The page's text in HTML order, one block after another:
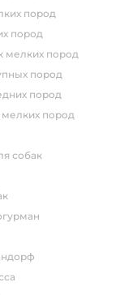
пород
пород
мелких пород
пород
пород
мелких пород
собак